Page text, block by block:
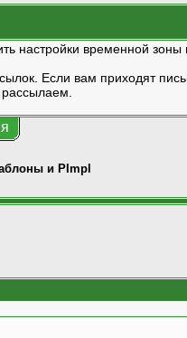
настройки временной
Если вам приходят
и PImpl